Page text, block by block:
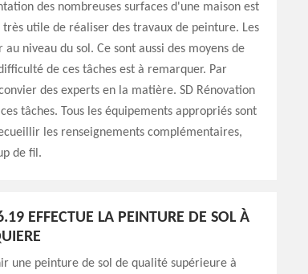
des nombreuses surfaces d'une maison est
utile de réaliser des travaux de peinture. Les
niveau du sol. Ce sont aussi des moyens de
de ces tâches est à remarquer. Par
des experts en la matière. SD Rénovation
tâches. Tous les équipements appropriés sont
les renseignements complémentaires,
de fil.
EFFECTUE LA PEINTURE DE SOL À
une peinture de sol de qualité supérieure à